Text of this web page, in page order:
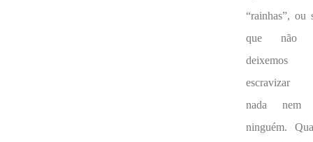
“rainhas”, ou
que não
deixemos
escravizar
nada nem
ninguém.